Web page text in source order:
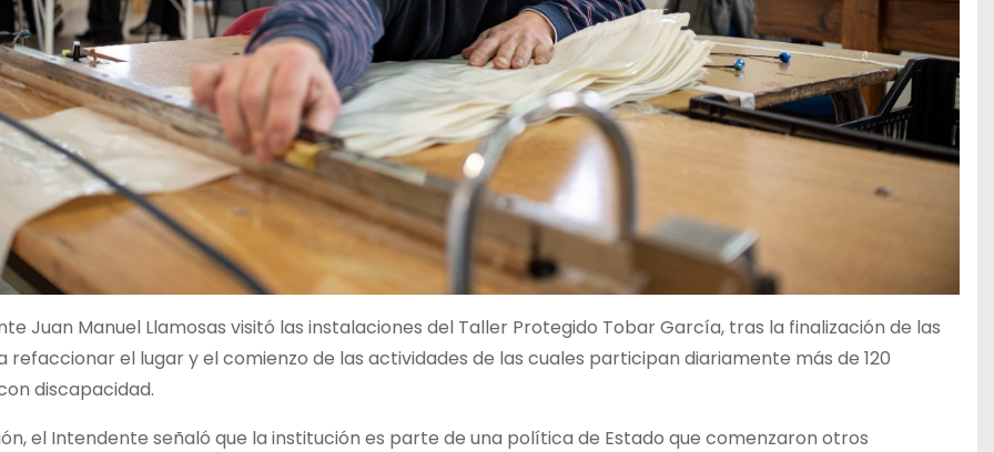
Juan Manuel Llamosas visitó las instalaciones del Taller Protegido Tobar García, tras la finalización de las
refaccionar el lugar y el comienzo de las actividades de las cuales participan diariamente más de 120
discapacidad.
el Intendente señaló que la institución es parte de una política de Estado que comenzaron otros